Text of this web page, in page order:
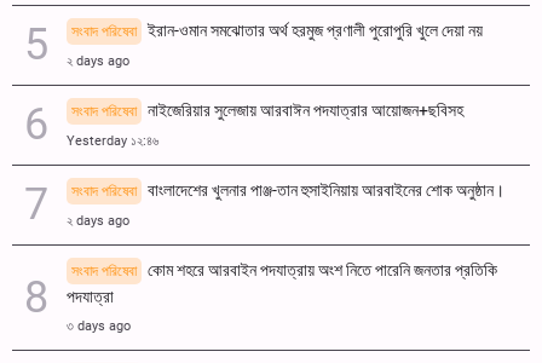
সংবাদ পরিষেবা ইরান-ওমান সমঝোতার অর্থ হরমুজ প্রণালী পুরোপুরি খুলে দেয়া নয়
২ days ago
সংবাদ পরিষেবা নাইজেরিয়ার সুলেজায় আরবাঈন পদযাত্রার আয়োজন+ছবিসহ
Yesterday ১২:৪৬
সংবাদ পরিষেবা বাংলাদেশের খুলনার পাঞ্জ-তান হুসাইনিয়ায় আরবাইনের শোক অনুষ্ঠান।
২ days ago
সংবাদ পরিষেবা
কোম শহরে আরবাইন পদযাত্রায় অংশ নিতে পারেনি জনতার প্রতিকি
পদযাত্রা
৩ days ago